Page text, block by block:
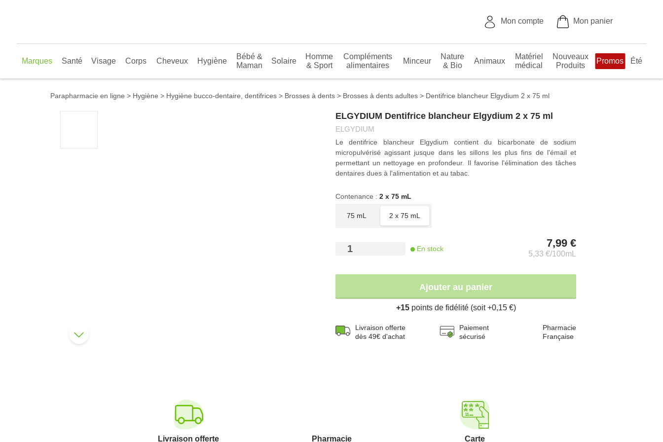
Mon compte Mon panier
Marques Santé Visage Corps Cheveux Hygiène
Bébé &
Maman
Solaire
Homme
& Sport
Compléments
alimentaires
Minceur
Nature
& Bio
Animaux
Matériel
médical
Nouveaux
Produits
Promos Été
Parapharmacie en ligne Hygiène Hygiène bucco-dentaire, dentifrices Brosses à dents Brosses à dents adultes Dentifrice blancheur Elgydium 2 x 75 ml
ELGYDIUM Dentifrice blancheur Elgydium 2 x 75 ml
ELGYDIUM
Le dentifrice blancheur Elgydium contient du bicarbonate de sodium
micropulvérisé agissant jusque dans les sillons les plus fins de l'émail et
permettant un nettoyage en profondeur. Il favorise l'élimination des
2 x 75 mL
7,99 €
Ajouter au panier
Livraison offerte
Paiement
Pharmacie
ELGYDIUM